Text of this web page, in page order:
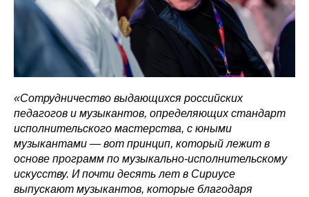
«Сотрудничество выдающихся российских
педагогов и музыкантов, определяющих стандарт
исполнительского мастерства, с юными
музыкантами — вот принцип, который лежит в
основе программ по музыкально-исполнительскому
искусству. И почти десять лет в Сириусе
выпускают музыкантов, которые благодаря